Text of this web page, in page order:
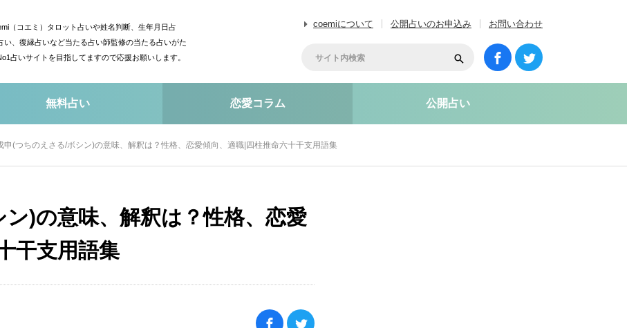
（コエミ）タロット占いや姓名判断、生年月日占
い、復縁占いなど当たる占い師監修の当たる占いがた
占いサイトを目指してますので応援お願いします。
coemiについて 公開占いのお申込み お問い合わせ
無料占い 恋愛コラム 公開占い
申(つちのえさる/ボシン)の意味、解釈は？性格、恋愛傾向、適職|四柱推命六十干支用語集
)の意味、解釈は？性格、恋愛
干支用語集